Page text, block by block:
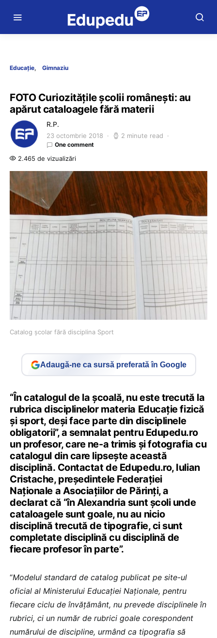
Educație Gimnaziu
FOTO Curiozitățile școlii românești: au
apărut cataloagele fără materii
R.P.
23 octombrie 2018 2 minute read
One comment
2.465 de vizualizări
Catalog școlar fără disciplina Sport
Adaugă-ne ca sursă preferată în Google
“În catalogul de la școală, nu este trecută la
rubrica disciplinelor materia Educație fizică
și sport, deși face parte din disciplinele
obligatorii”, a semnalat pentru Edupedu.ro
un profesor, care ne-a trimis și fotografia cu
catalogul din care lipsește această
disciplină. Contactat de Edupedu.ro, Iulian
Cristache, președintele Federației
Naționale a Asociațiilor de Părinți, a
declarat că “în Alexandria sunt școli unde
cataloagele sunt goale, nu au nicio
disciplină trecută de tipografie, ci sunt
completate disciplină cu disciplină de
fiecare profesor în parte”.
“Modelul standard de catalog publicat pe site-ul
oficial al Ministerului Educației Naționale, pentru
fiecare ciclu de învățământ, nu prevede disciplinele în
rubrici, ci un număr de rubrici goale corespondent
numărului de discipline, urmând ca tipografia să